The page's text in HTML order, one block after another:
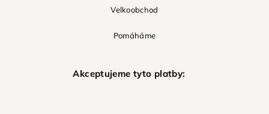
Velkoobchod
Pomáháme
Akceptujeme tyto platby: